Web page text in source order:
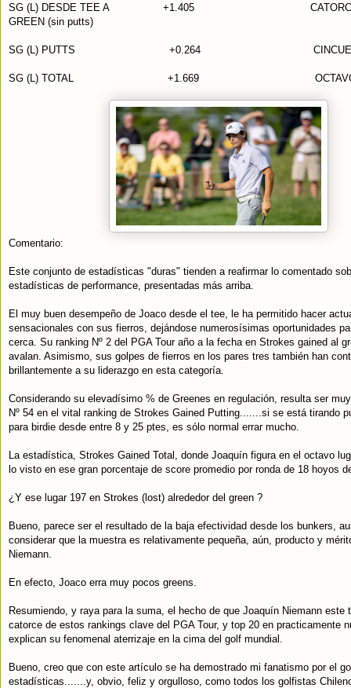
SG (L) DESDE TEE A +1.405
GREEN (sin putts)
SG (L) PUTTS +0.264 CINCUENTA
SG (L) TOTAL +1.669
Comentario:
Este conjunto de estadísticas "duras" tienden a reafirmar lo comentado
estadísticas de performance, presentadas más arriba.
El muy buen desempeño de Joaco desde el tee, le ha permitido hacer
sensacionales con sus fierros, dejándose numerosísimas oportunidades
cerca. Su ranking Nº 2 del PGA Tour año a la fecha en Strokes gained al
avalan. Asimismo, sus golpes de fierros en los pares tres también han
brillantemente a su liderazgo en esta categoría.
Considerando su elevadísimo % de Greenes en regulación, resulta ser
Nº 54 en el vital ranking de Strokes Gained Putting.......si se está tirando
para birdie desde entre 8 y 25 ptes, es sólo normal errar mucho.
La estadística, Strokes Gained Total, donde Joaquín figura en el octavo
lo visto en ese gran porcentaje de score promedio por ronda de 18 hoyos
¿Y ese lugar 197 en Strokes (lost) alrededor del green ?
Bueno, parece ser el resultado de la baja efectividad desde los bunkers,
considerar que la muestra es relativamente pequeña, aún, producto y
Niemann.
En efecto, Joaco erra muy pocos greens.
Resumiendo, y raya para la suma, el hecho de que Joaquín Niemann este
catorce de estos rankings clave del PGA Tour, y top 20 en practicamente
explican su fenomenal aterrizaje en la cima del golf mundial.
Bueno, creo que con este artículo se ha demostrado mi fanatismo por el
estadísticas.......y, obvio, feliz y orgulloso, como todos los golfistas